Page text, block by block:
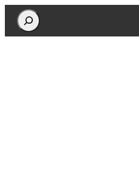
Search